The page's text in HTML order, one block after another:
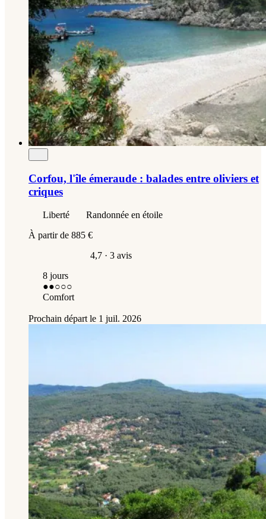
Corfou, l'île émeraude : balades entre oliviers et
criques
Liberté
Randonnée en étoile
À partir de 885 €
4,7 · 3 avis
8 jours
●●○○○
Comfort
Prochain départ le 1 juil. 2026